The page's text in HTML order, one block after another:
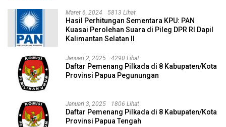
Maret 6, 2024 5813 Lihat
Hasil Perhitungan Sementara KPU: PAN
Kuasai Perolehan Suara di Pileg DPR RI Dapil
Kalimantan Selatan II
Januari 2, 2025 4290 Lihat
Daftar Pemenang Pilkada di 8 Kabupaten/Kota
Provinsi Papua Pegunungan
Januari 3, 2025 1806 Lihat
Daftar Pemenang Pilkada di 8 Kabupaten/Kota
Provinsi Papua Tengah